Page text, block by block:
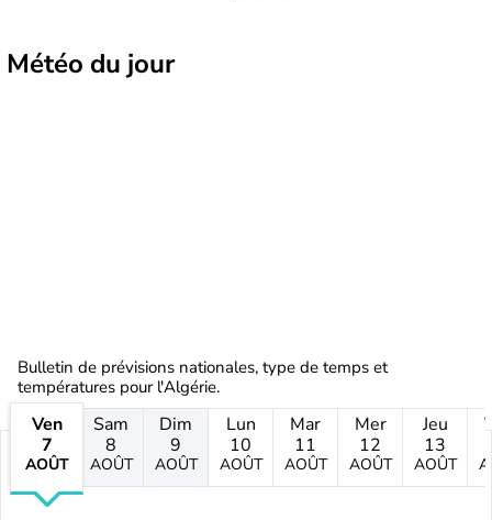
Météo du jour
Bulletin de prévisions nationales, type de temps et
températures pour l'Algérie.
Ven
7
AOÛT
Sam
8
AOÛT
Dim
9
AOÛT
Lun
10
AOÛT
Mar
11
AOÛT
Mer
12
AOÛT
Jeu
13
AOÛT